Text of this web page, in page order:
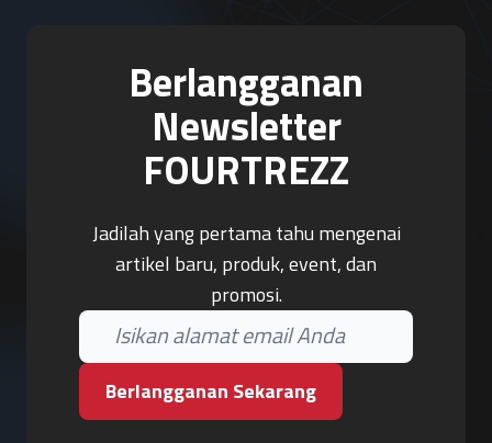
Berlangganan
Newsletter
FOURTREZZ
Jadilah yang pertama tahu mengenai
artikel baru, produk, event, dan
promosi.
Berlangganan Sekarang